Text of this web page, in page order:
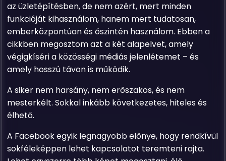
az üzletépítésben, de nem azért, mert minden
funkcióját kihasználom, hanem mert tudatosan,
emberközpontúan és őszintén használom. Ebben a
cikkben megosztom azt a két alapelvet, amely
végigkíséri a közösségi médiás jelenlétemet – és
amely hosszú távon is működik.
A siker nem harsány, nem erőszakos, és nem
mesterkélt. Sokkal inkább következetes, hiteles és
élhető.
A Facebook egyik legnagyobb előnye, hogy rendkívül
sokféleképpen lehet kapcsolatot teremteni rajta.